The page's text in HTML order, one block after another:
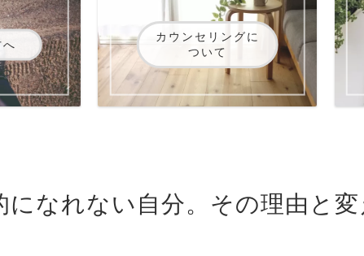
カウンセリングに
ついて
になれない自分。その理由と